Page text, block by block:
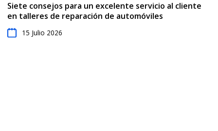
Siete consejos para un excelente servicio al cliente
en talleres de reparación de automóviles
15 Julio 2026